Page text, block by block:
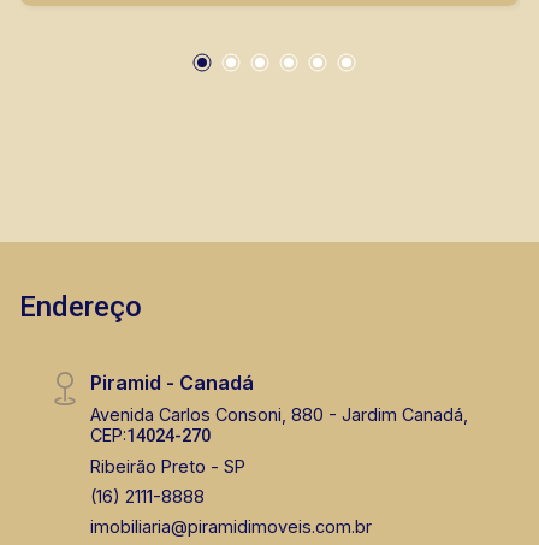
prontos, usados ou mesmo nos principais
Endereço
Piramid - Canadá
Avenida Carlos Consoni, 880 - Jardim Canadá,
CEP:14024-270
Ribeirão Preto - SP
(16) 2111-8888
imobiliaria@piramidimoveis.com.br